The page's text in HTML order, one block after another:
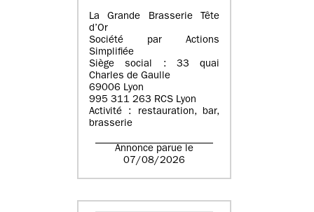
La Grande Brasserie Tête
d’Or
Société par Actions
Simplifiée
Siège social : 33 quai
Charles de Gaulle
69006 Lyon
995 311 263 RCS Lyon
Activité : restauration, bar,
brasserie
Annonce parue le
07/08/2026